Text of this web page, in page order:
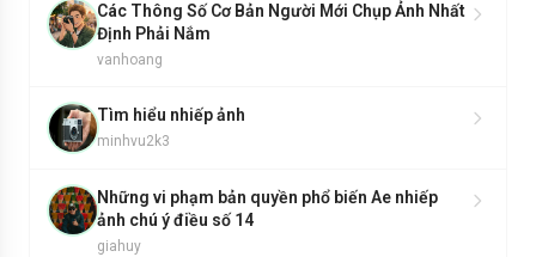
Các Thông Số Cơ Bản Người Mới Chụp Ảnh Nhất
Định Phải Nắm
vanhoang
Tìm hiểu nhiếp ảnh
minhvu2k3
Những vi phạm bản quyền phổ biến Ae nhiếp
ảnh chú ý điều số 14
giahuy